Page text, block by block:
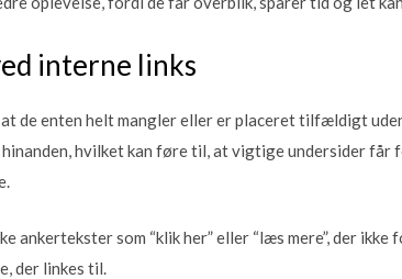
interne links
de enten helt mangler eller er placeret tilfældigt
hvilket kan føre til, at vigtige undersider
ankertekster som “klik her” eller “læs mere”, der
der linkes til.